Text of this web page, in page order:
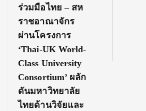
ร่วมมือไทย – สห
ราชอาณาจักร
ผ่านโครงการ
‘Thai-UK World-
Class University
Consortium’ ผลัก
ดันมหาวิทยาลัย
ไทยด้านวิจัยและ